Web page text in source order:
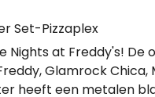
Set-Pizzaplex
Nights at Freddy's! De
Glamrock
heeft een metalen